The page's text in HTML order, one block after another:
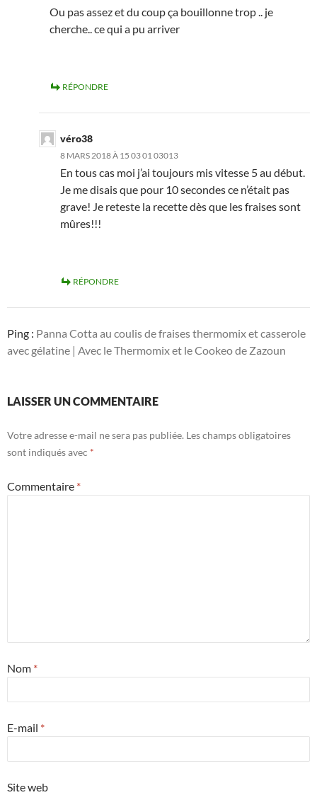
Ou pas assez et du coup ça bouillonne trop .. je
cherche.. ce qui a pu arriver
RÉPONDRE
véro38
8 MARS 2018 À 15 03 01 03013
En tous cas moi j’ai toujours mis vitesse 5 au début.
Je me disais que pour 10 secondes ce n’était pas
grave! Je reteste la recette dès que les fraises sont
mûres!!!
RÉPONDRE
Ping : Panna Cotta au coulis de fraises thermomix et casserole
avec gélatine | Avec le Thermomix et le Cookeo de Zazoun
LAISSER UN COMMENTAIRE
Votre adresse e-mail ne sera pas publiée. Les champs obligatoires
sont indiqués avec *
Commentaire *
Nom *
E-mail *
Site web